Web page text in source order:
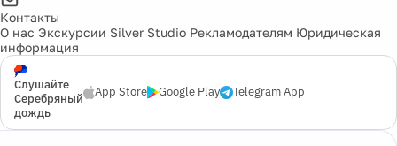
Контакты
О нас Экскурсии Silver Studio Рекламодателям Юридическая
информация
Слушайте
Серебряный
дождь
App Store Google Play Telegram App